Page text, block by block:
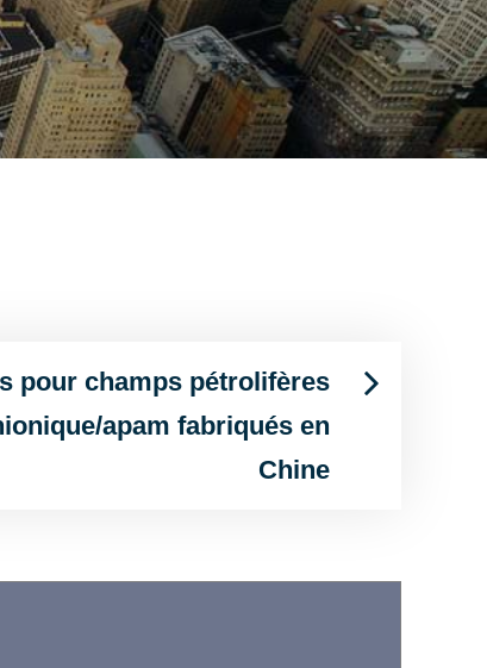
pour champs pétrolifères
apam fabriqués en
Chine